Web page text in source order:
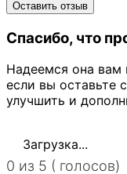
Спасибо, что
Надеемся она вам
если вы оставьте
улучшить и
Загрузка...
0 из 5 ( голосов)